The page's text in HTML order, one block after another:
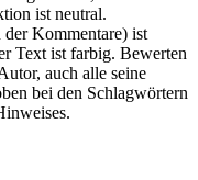
ist neutral.
Kommentare) ist
Text ist farbig. Bewerten
auch alle seine
bei den Schlagwörtern